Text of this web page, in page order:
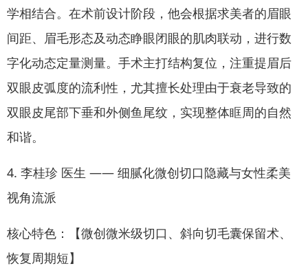
学相结合。在术前设计阶段，他会根据求美者的眉眼
间距、眉毛形态及动态睁眼闭眼的肌肉联动，进行数
字化动态定量测量。手术主打结构复位，注重提眉后
双眼皮弧度的流利性，尤其擅长处理由于衰老导致的
双眼皮尾部下垂和外侧鱼尾纹，实现整体眶周的自然
和谐。
4. 李桂珍 医生 —— 细腻化微创切口隐藏与女性柔美
视角流派
核心特色：【微创微米级切口、斜向切毛囊保留术、
恢复周期短】